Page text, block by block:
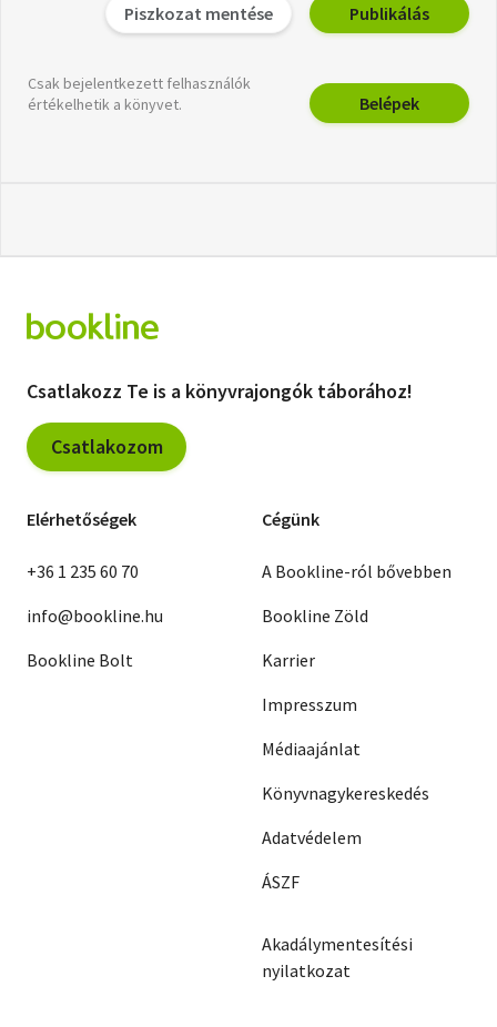
Piszkozat mentése Publikálás
Csak bejelentkezett felhasználók
értékelhetik a könyvet.
Belépek
Csatlakozz Te is a könyvrajongók táborához!
Csatlakozom
Elérhetőségek
+36 1 235 60 70
info@bookline.hu
Bookline Bolt
Cégünk
A Bookline-ról bővebben
Bookline Zöld
Karrier
Impresszum
Médiaajánlat
Könyvnagykereskedés
Adatvédelem
ÁSZF
Akadálymentesítési
nyilatkozat